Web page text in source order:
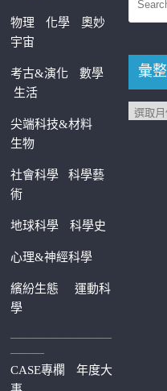
物理 化學
奧妙
宇宙
考古&演化
數學
生活
尖端科技&材料
生物
社會科學科學藝
術
地球科學 科學史
心理&神經科學
繽紛生態運動科
學
—————————
———
CASE專欄
年度大
彙整